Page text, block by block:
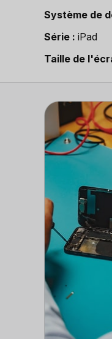
Système de
Série
iPad
Taille de